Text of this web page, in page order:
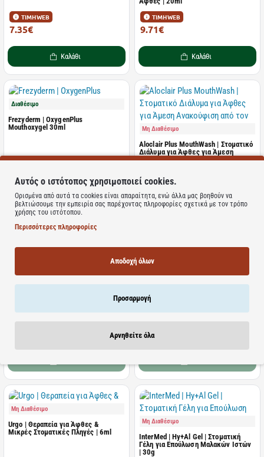
ΤΙΜΗ WEB
7.35€
Καλάθι
ΤΙΜΗ WEB
9.71€
Καλάθι
Διαθέσιμο
Frezyderm | OxygenPlus
Mouthoxygel 30ml
ΤΙΜΗ WEB
5.77€
Καλάθι
Μη Διαθέσιμο
Aloclair Plus MouthWash | Στοματικό
Διάλυμα για Άφθες για Άμεση
Ανακούφιση από τον Πόνο | 60ml
ΤΙΜΗ WEB
7.87€
Μη Διαθέσιμο
ΤΙΜΗ WEB
Μη Διαθέσιμο
Στοματικές Σταγόνες με Ενεργό
ΤΙΜΗ WEB
5.44€
Μη Διαθέσιμο
Urgo | Θεραπεία για Άφθες &
Μικρές Στοματικές Πληγές | 6ml
Μη Διαθέσιμο
InterMed | Hy+Al Gel | Στοματική
Γέλη για Επούλωση Μαλακών Ιστών
| 30g
Αυτός ο ιστότοπος χρησιμοποιεί cookies.
Ορισμένα από αυτά τα cookies είναι απαραίτητα, ενώ άλλα μας βοηθούν να
βελτιώσουμε την εμπειρία σας παρέχοντας πληροφορίες σχετικά με τον τρόπο
χρήσης του ιστότοπου.
Περισσότερες πληροφορίες
Αποδοχή όλων
Προσαρμογή
Αρνηθείτε όλα